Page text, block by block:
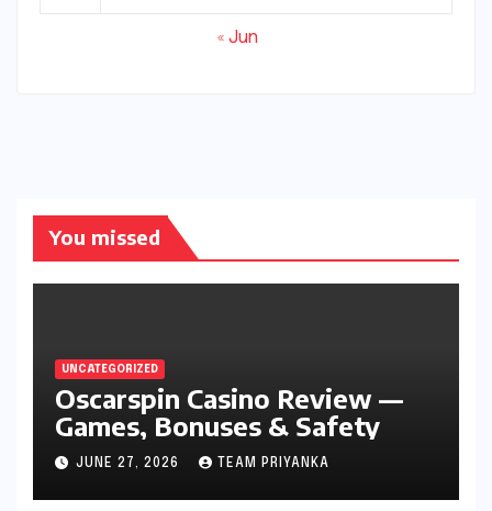
« Jun
You missed
UNCATEGORIZED
Oscarspin Casino Review —
Games, Bonuses & Safety
JUNE 27, 2026 TEAM PRIYANKA